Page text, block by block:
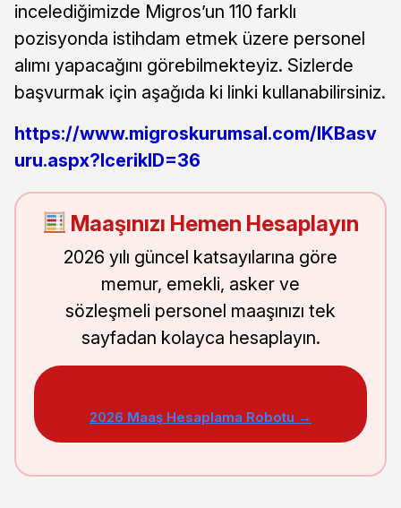
incelediğimizde Migros’un 110 farklı
pozisyonda istihdam etmek üzere personel
alımı yapacağını görebilmekteyiz. Sizlerde
başvurmak için aşağıda ki linki kullanabilirsiniz.
https://www.migroskurumsal.com/IKBasv
uru.aspx?IcerikID=36
Maaşınızı Hemen Hesaplayın
2026 yılı güncel katsayılarına göre
memur, emekli, asker ve
sözleşmeli personel maaşınızı tek
sayfadan kolayca hesaplayın.
2026 Maaş Hesaplama Robotu →